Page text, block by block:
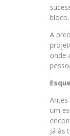
bloco.
A
onde
um
Já às